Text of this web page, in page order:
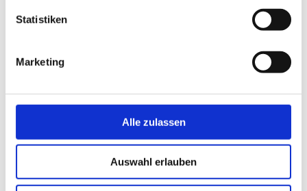
Statistiken
Marketing
Alle zulassen
Auswahl erlauben
Selbständige oder Beamte.
Umsatzsteuer in der
2026
Mit Wirkung zum 01.01.2026 gibt es in
Deutschland eineAnpassung des
Umsatzsteuersatzes für die Gastronomie.